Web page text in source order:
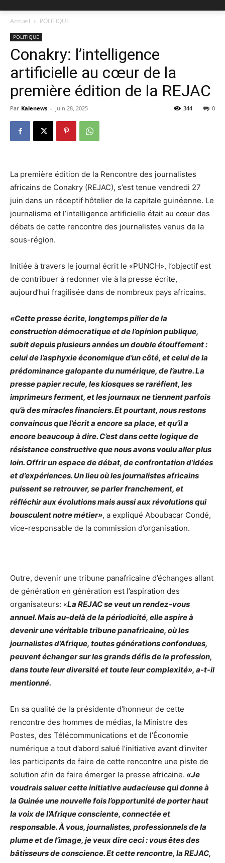
Accueil POLITIQUE
POLITIQUE
Conakry: l’intelligence
artificielle au cœur de la
première édition de la REJAC
Par Kalenews - juin 28, 2025 0
344
La première édition de la Rencontre des journalistes
africains de Conakry (REJAC), s’est tenue vendredi 27
juin dans un réceptif hôtelier de la capitale guinéenne. Le
journalisme et l’intelligence artificielle était au cœur des
débats de cette rencontre des journalistes venus de la
sous-région.
Initiée à travers le journal écrit le «PUNCH», l’objectif est
de contribuer à redonner vie à la presse écrite,
aujourd’hui fragilisée dans de nombreux pays africains.
«Cette presse écrite, longtemps pilier de la
construction démocratique et de l’opinion publique,
subit depuis plusieurs années un double étouffement :
celui de l’asphyxie économique d’un côté, et celui de la
prédominance galopante du numérique, de l’autre. La
presse papier recule, les kiosques se raréfient, les
imprimeurs ferment, et les journaux ne tiennent parfois
qu’à des miracles financiers. Et pourtant, nous restons
convaincus que l’écrit a encore sa place, et qu’il a
encore beaucoup à dire. C’est dans cette logique de
résistance constructive que nous avons voulu aller plus
loin. Offrir un espace de débat, de confrontation d’idées
et d’expériences. Un lieu où les journalistes africains
puissent se retrouver, se parler franchement, et
réfléchir aux évolutions mais aussi aux révolutions qui
bousculent notre métier», a expliqué Aboubacar Condé,
vice-responsable de la commission d’organisation.
Outre, devenir une tribune panafricaine d’échanges allant
de génération en génération est l’aspiration des
organisateurs: «La REJAC se veut un rendez-vous
annuel. Mais au-delà de la périodicité, elle aspire à
devenir une véritable tribune panafricaine, où les
journalistes d’Afrique, toutes générations confondues,
peuvent échanger sur les grands défis de la profession,
dans toute leur diversité et toute leur complexité», a-t-il
mentionné.
En sa qualité de la présidente d’honneur de cette
rencontre des hommes de médias, la Ministre des
Postes, des Télécommunications et de l’Économie
numérique a tout d’abord salué l’initiative avant d’inviter
les participants de faire de cette rencontre une piste de
solution afin de faire émerger la presse africaine. «Je
voudrais saluer cette initiative audacieuse qui donne à
la Guinée une nouvelle fois l’opportunité de porter haut
la voix de l’Afrique consciente, connectée et
responsable. À vous, journalistes, professionnels de la
plume et de l’image, je veux dire ceci : vous êtes des
bâtisseurs de conscience. Et cette rencontre, la REJAC,